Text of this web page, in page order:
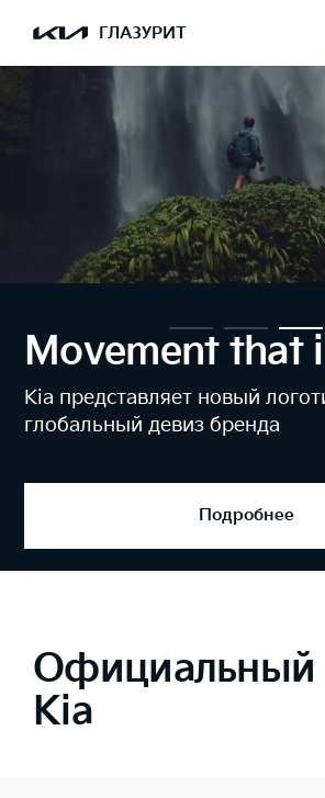
ГЛАЗУРИТ
Movement that
Kia представляет новый
глобальный девиз бренда
Подробнее
Официальный
Kia